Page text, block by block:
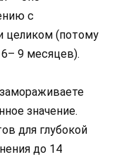
с
целиком (потому
9 месяцев).
значение.
для глубокой
до 14